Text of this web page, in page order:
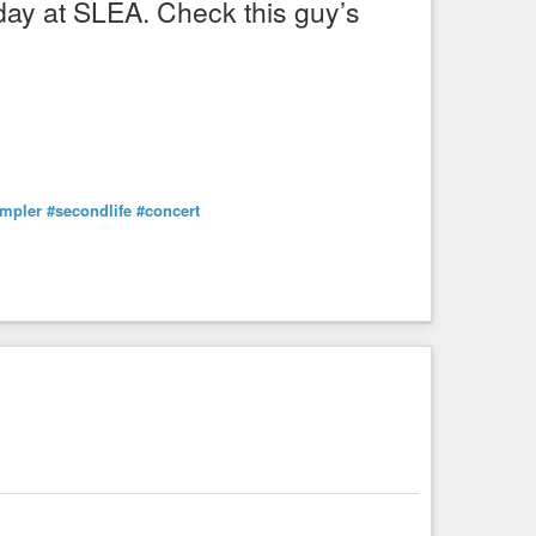
at SLEA. Check this guy’s
#secondlife #concert